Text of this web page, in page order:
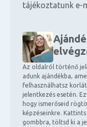
tájékoztatunk e-
Az oldalról történő
adunk ajándékba,
felhasználhatsz
jelentkezés esetén.
hogy ismerőseid
képzéseinkre.
gombbra, töltsd ki a